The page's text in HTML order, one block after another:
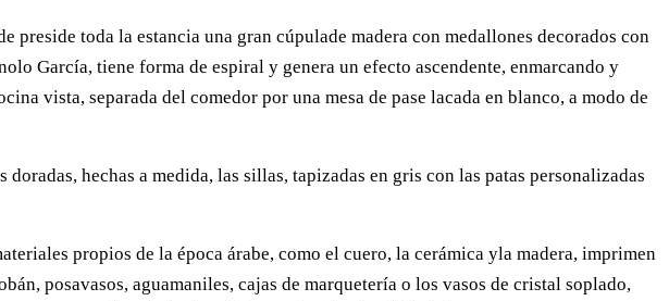
toda la estancia una gran cúpulade madera con medallones decorados con
García, tiene forma de espiral y genera un efecto ascendente, enmarcando y
vista, separada del comedor por una mesa de pase lacada en blanco, a modo de
hechas a medida, las sillas, tapizadas en gris con las patas personalizadas
propios de la época árabe, como el cuero, la cerámica yla madera, imprimen
posavasos, aguamaniles, cajas de marquetería o los vasos de cristal soplado,